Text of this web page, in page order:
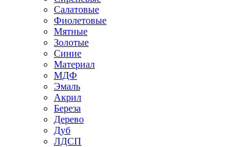
Салатовые
Фиолетовые
Мятные
Золотые
Синие
Материал
МДФ
Эмаль
Акрил
Береза
Дерево
Дуб
ЛДСП